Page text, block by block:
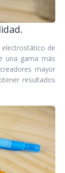
de
una gama más
mayor
resultados